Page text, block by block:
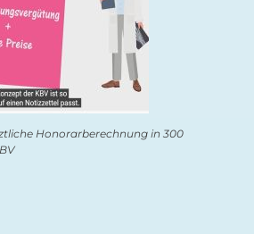
Honorarberechnung in 300